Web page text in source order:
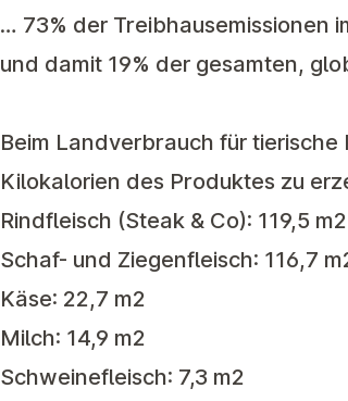
… 73% der Treibhausemissionen
und damit 19% der gesamten,
Beim Landverbrauch für
Kilokalorien des Produktes zu
Rindfleisch (Steak & Co): 119,5 m2
Schaf- und Ziegenfleisch: 116,7
Käse: 22,7 m2
Milch: 14,9 m2
Schweinefleisch: 7,3 m2